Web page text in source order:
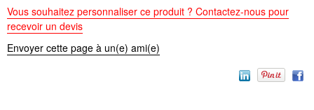
Vous souhaitez personnaliser ce produit ? Contactez-nous pour
recevoir un devis
Envoyer cette page à un(e) ami(e)